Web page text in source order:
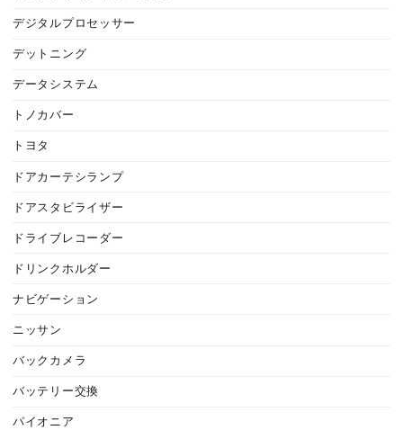
デジタルプロセッサー
デットニング
データシステム
トノカバー
トヨタ
ドアカーテシランプ
ドアスタビライザー
ドライブレコーダー
ドリンクホルダー
ナビゲーション
ニッサン
バックカメラ
バッテリー交換
パイオニア